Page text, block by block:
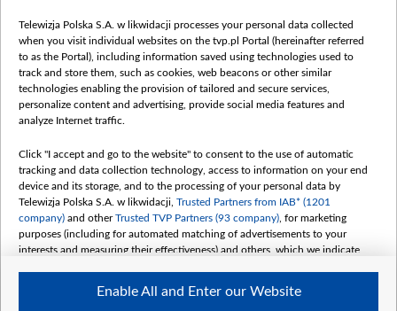
Безопасность
Youtube
Белсат news
Белсат Life
Belsat English
Biełsat PL
Белсат Now
Белсат Shorts
Белсат History
Белсат Music
Белсат Doc
Telewizja Polska S.A. w likwidacji processes your personal data collected
when you visit individual websites on the tvp.pl Portal (hereinafter referred
to as the Portal), including information saved using technologies used to
track and store them, such as cookies, web beacons or other similar
technologies enabling the provision of tailored and secure services,
personalize content and advertising, provide social media features and
analyze Internet traffic.
Click "I accept and go to the website" to consent to the use of automatic
tracking and data collection technology, access to information on your end
device and its storage, and to the processing of your personal data by
Telewizja Polska S.A. w likwidacji, Trusted Partners from IAB* (1201
company) and otherTrusted TVP Partners (93 company) , for marketing
purposes (including for automated matching of advertisements to your
interests and measuring their effectiveness) and others, which we indicate
The purposes of processing your data by TVP S.A. w likwidacji are as
Enable All and Enter our Website